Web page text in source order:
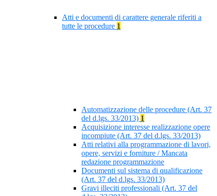
Atti e documenti di carattere generale riferiti a
tutte le procedure 1
Automatizzazione delle procedure (Art. 37
del d.lgs. 33/2013) 1
Acquisizione interesse realizzazione opere
incompiute (Art. 37 del d.lgs. 33/2013)
Atti relativi alla programmazione di lavori,
opere, servizi e forniture / Mancata
redazione programmazione
Documenti sul sistema di qualificazione
(Art. 37 del d.lgs. 33/2013)
Gravi illeciti professionali (Art. 37 del